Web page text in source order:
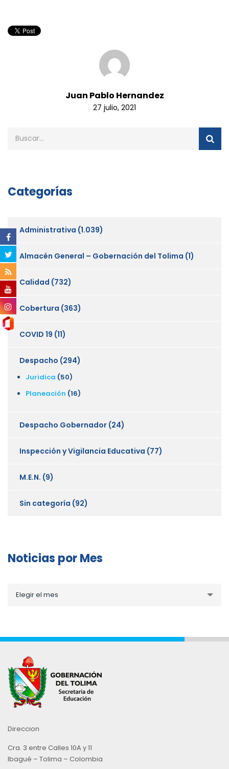
Juan Pablo Hernandez
27 julio, 2021
Categorías
Administrativa (1.039)
Almacén General – Gobernación del Tolima (1)
Calidad (732)
Cobertura (363)
COVID 19 (11)
Despacho (294)
Juridica (50)
Planeación (16)
Despacho Gobernador (24)
Inspección y Vigilancia Educativa (77)
M.E.N. (9)
Sin categoría (92)
Noticias por Mes
porElegir el mes
Direccion
Cra. 3 entre Calles 10A y 11
Ibagué – Tolima – Colombia